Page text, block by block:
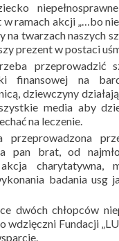
w ramach akcji „…bo
na twarzach naszych
prezent w postaci
przeprowadzić
finansowej na
dziewczyny
media aby
na leczenie.
przeprowadzona
pan brat, od
charytatywna,
badania usg
dwóch chłopców
wdzięczni Fundacji